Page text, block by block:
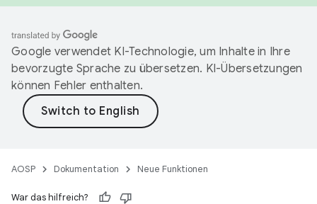
Google verwendet KI-Technologie, um Inhalte in Ihre
bevorzugte Sprache zu übersetzen. KI-Übersetzungen
können Fehler enthalten.
AOSP Dokumentation Neue Funktionen
War das hilfreich?